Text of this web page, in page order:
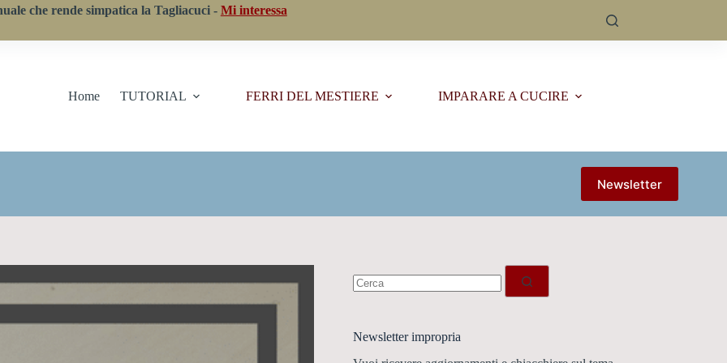
che rende simpatica la Tagliacuci - Mi interessa
Home TUTORIAL FERRI DEL MESTIERE IMPARARE A CUCIRE
Newsletter
risultato
Newsletter impropria